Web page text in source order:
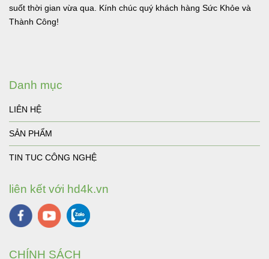
suốt thời gian vừa qua. Kính chúc quý khách hàng Sức Khỏe và
Thành Công!
Danh mục
LIÊN HỆ
SẢN PHẨM
TIN TUC CÔNG NGHỆ
liên kết với hd4k.vn
CHÍNH SÁCH